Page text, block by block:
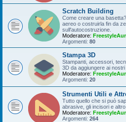
Scratch Building
Come creare una
aereo o costruirla fin da
sull'autocostruzione.
Moderatore:
Argomenti: 80
Stampa 3D
Stampanti, accessori,
3D da aggiungere ai nostri
Moderatore:
Argomenti: 20
Strumenti Utili e
Tutto quello che si può
abrasive, gli incisori e altro
Moderatore:
Argomenti: 264